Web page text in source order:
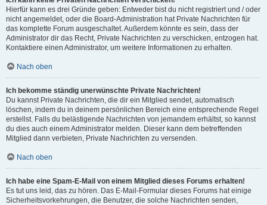
Hierfür kann es drei Gründe geben: Entweder bist du nicht registriert und / oder
nicht angemeldet, oder die Board-Administration hat Private Nachrichten für
das komplette Forum ausgeschaltet. Außerdem könnte es sein, dass der
Administrator dir das Recht, Private Nachrichten zu verschicken, entzogen hat.
Kontaktiere einen Administrator, um weitere Informationen zu erhalten.
Nach oben
Ich bekomme ständig unerwünschte Private Nachrichten!
Du kannst Private Nachrichten, die dir ein Mitglied sendet, automatisch
löschen, indem du in deinem persönlichen Bereich eine entsprechende Regel
erstellst. Falls du belästigende Nachrichten von jemandem erhältst, so kannst
du dies auch einem Administrator melden. Dieser kann dem betreffenden
Mitglied dann verbieten, Private Nachrichten zu versenden.
Nach oben
Ich habe eine Spam-E-Mail von einem Mitglied dieses Forums erhalten!
Es tut uns leid, das zu hören. Das E-Mail-Formular dieses Forums hat einige
Sicherheitsvorkehrungen, die Benutzer, die solche Nachrichten senden,